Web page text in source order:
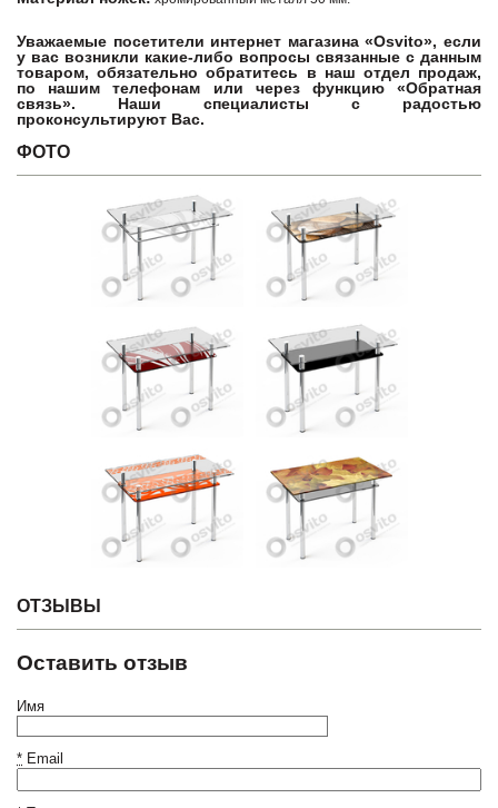
Уважаемые посетители интернет магазина «Osvito», если
у вас возникли какие-либо вопросы связанные с данным
товаром, обязательно обратитесь в наш отдел продаж,
по нашим телефонам или через функцию «Обратная
связь». Наши специалисты с радостью
проконсультируют Вас.
ФОТО
ОТЗЫВЫ
Оставить отзыв
Имя
* Email